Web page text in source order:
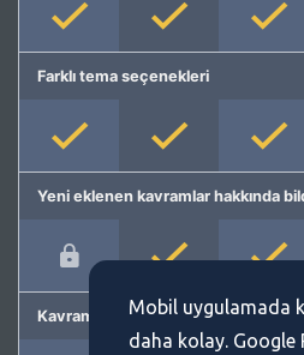
Farklı tema seçenekleri
Yeni eklenen kavramlar hakkında
Kavram önermeMobil uygulamada
daha kolay. Google